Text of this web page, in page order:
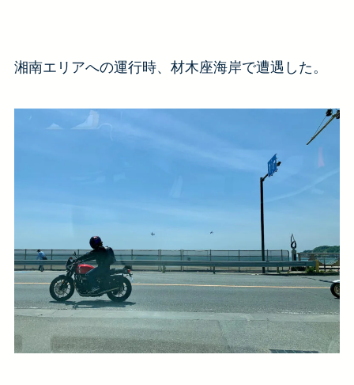
湘南エリアへの運行時、材木座海岸で遭遇した。